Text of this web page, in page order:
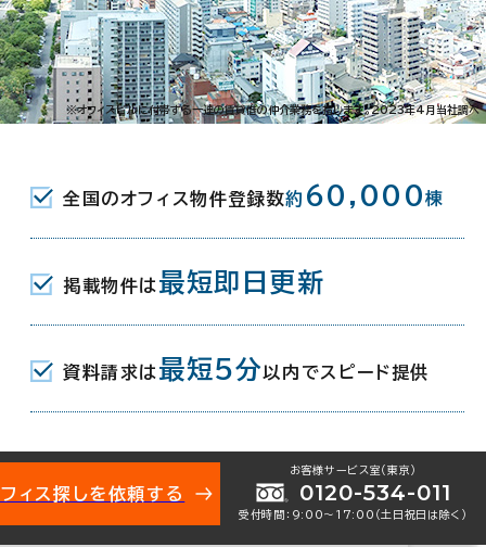
川町2-6-11
(広島電鉄) 1分
(広島高速交通アストラムライン) 西1口
島高速交通アストラムライン) 西1口
※オフィスビルに付帯する一連の賃貸借の仲介業務を指します。2023年4月当社調べ
全国のオフィス物件登録数約 60,000棟
掲載物件は 最短即日更新
資料請求は 最短5分 以内でスピード提供
ィス探しを依頼する
お客様サービス室（東京）
0120-534-011
受付時間：9:00〜17:00（土日祝日は除く）